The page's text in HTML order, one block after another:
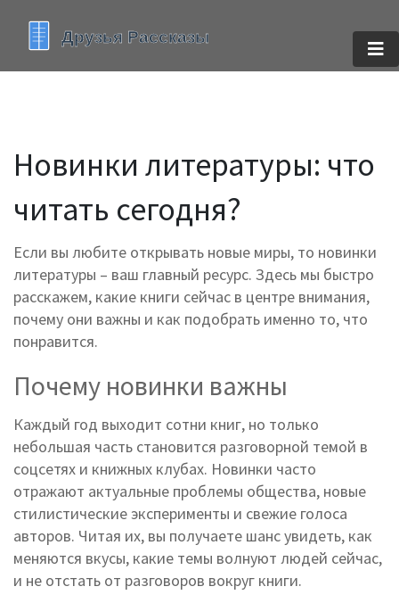
Новинки литературы: что
читать сегодня?
Если вы любите открывать новые миры, то новинки
литературы – ваш главный ресурс. Здесь мы быстро
расскажем, какие книги сейчас в центре внимания,
почему они важны и как подобрать именно то, что
понравится.
Почему новинки важны
Каждый год выходит сотни книг, но только
небольшая часть становится разговорной темой в
соцсетях и книжных клубах. Новинки часто
отражают актуальные проблемы общества, новые
стилистические эксперименты и свежие голоса
авторов. Читая их, вы получаете шанс увидеть, как
меняются вкусы, какие темы волнуют людей сейчас,
и не отстать от разговоров вокруг книги.